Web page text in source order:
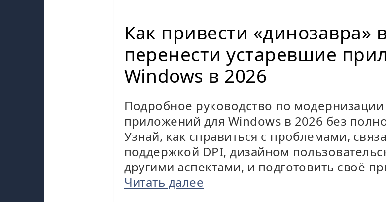
Как привести «динозавра»
перенести устаревшие
Windows в 2026
Подробное руководство по
приложений для Windows в 2026 без
Узнай, как справиться с проблемами,
поддержкой DPI, дизайном
другими аспектами, и подготовить своё
Читать далее